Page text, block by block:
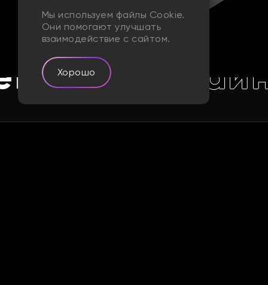
Мы используем файлы Сookie.
Они помогают улучшать
взаимодействие с сайтом.
Хорошо